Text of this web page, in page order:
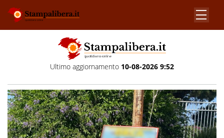
Ultimo aggiornamento 10-08-2026 9:52